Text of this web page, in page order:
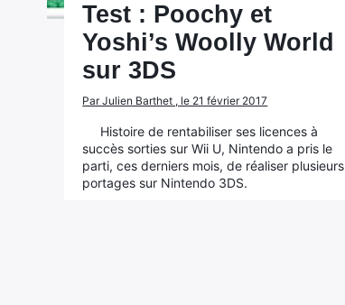
Test : Poochy et
Yoshi’s Woolly World
sur 3DS
Par Julien Barthet , le 21 février 2017
Histoire de rentabiliser ses licences à
succès sorties sur Wii U, Nintendo a pris le
parti, ces derniers mois, de réaliser plusieurs
portages sur Nintendo 3DS.